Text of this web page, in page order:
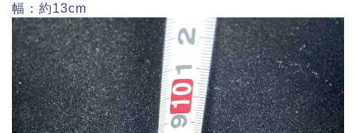
幅：約13cm